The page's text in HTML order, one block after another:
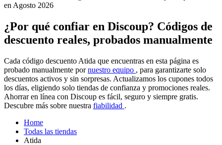
en Agosto 2026
¿Por qué confiar en Discoup? Códigos de
descuento reales, probados manualmente
Cada código descuento Atida que encuentras en esta página es
probado manualmente pornuestro equipo , para garantizarte solo
descuentos activos y sin sorpresas. Actualizamos los cupones todos
los días, eligiendo solo tiendas de confianza y promociones reales.
Ahorrar en línea con Discoup es fácil, seguro y siempre gratis.
Descubre más sobre nuestra fiabilidad .
Home
Todas las tiendas
Atida